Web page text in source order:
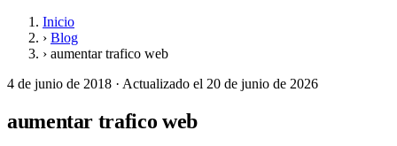
Inicio
› Blog
› aumentar trafico web
4 de junio de 2018 · Actualizado el 20 de junio de 2026
aumentar trafico web